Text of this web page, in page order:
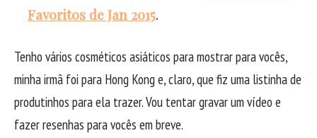
Favoritos de Jan 2015.
Tenho vários cosméticos asiáticos para mostrar para vocês,
minha irmã foi para Hong Kong e, claro, que fiz uma listinha de
produtinhos para ela trazer. Vou tentar gravar um vídeo e
fazer resenhas para vocês em breve.